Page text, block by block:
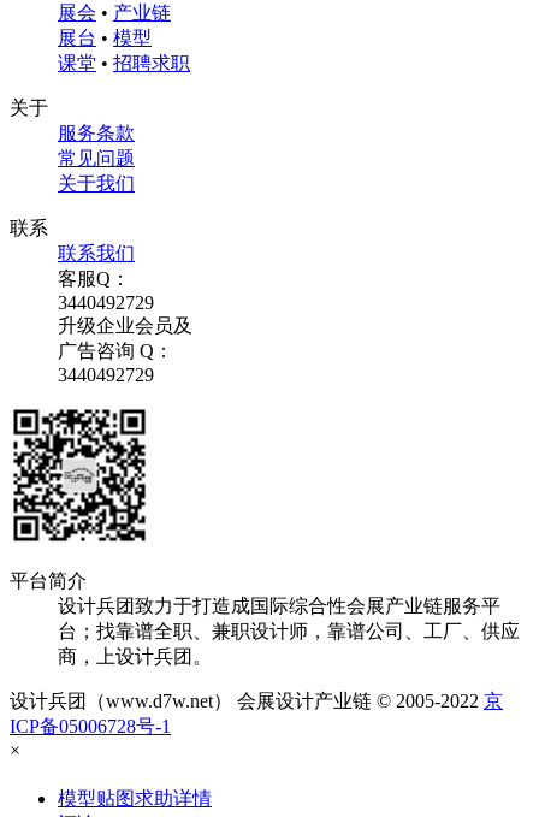
展会 • 产业链
展台 • 模型
课堂 • 招聘求职
关于
服务条款
常见问题
关于我们
联系
联系我们
客服Q：
3440492729
升级企业会员及
广告咨询 Q：
3440492729
平台简介
设计兵团致力于打造成国际综合性会展产业链服务平
台；找靠谱全职、兼职设计师，靠谱公司、工厂、供应
商，上设计兵团。
设计兵团（www.d7w.net） 会展设计产业链 © 2005-2022 京
ICP备05006728号-1
×
模型贴图求助详情